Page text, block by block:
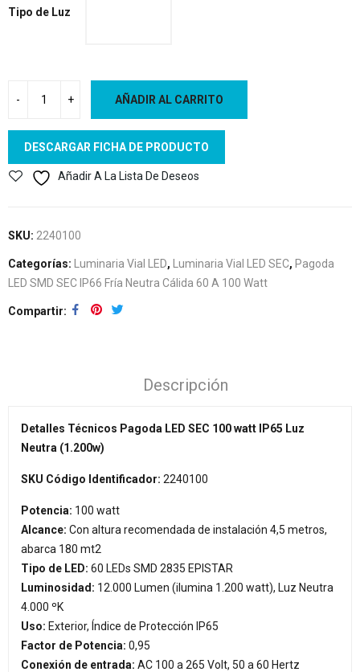
Tipo de Luz
AÑADIR AL CARRITO
DESCARGAR FICHA DE PRODUCTO
Añadir A La Lista De Deseos
SKU: 2240100
Categorías: Luminaria Vial LED, Luminaria Vial LED SEC, Pagoda
LED SMD SEC IP66 Fría Neutra Cálida 60 A 100 Watt
Compartir
Descripción
Detalles Técnicos Pagoda LED SEC 100 watt IP65 Luz
Neutra (1.200w)
SKU Código Identificador: 2240100
Potencia: 100 watt
Alcance: Con altura recomendada de instalación 4,5 metros,
abarca 180 mt2
Tipo de LED: 60 LEDs SMD 2835 EPISTAR
Luminosidad: 12.000 Lumen (ilumina 1.200 watt), Luz Neutra
4.000 ºK
Uso: Exterior, Índice de Protección IP65
Factor de Potencia: 0,95
Conexión de entrada: AC 100 a 265 Volt, 50 a 60 Hertz